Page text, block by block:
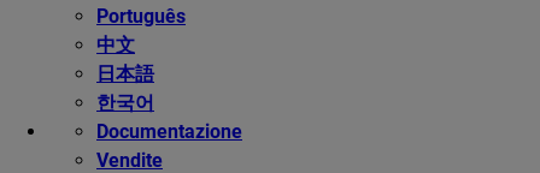
Português
中文
日本語
한국어
Documentazione
Vendite